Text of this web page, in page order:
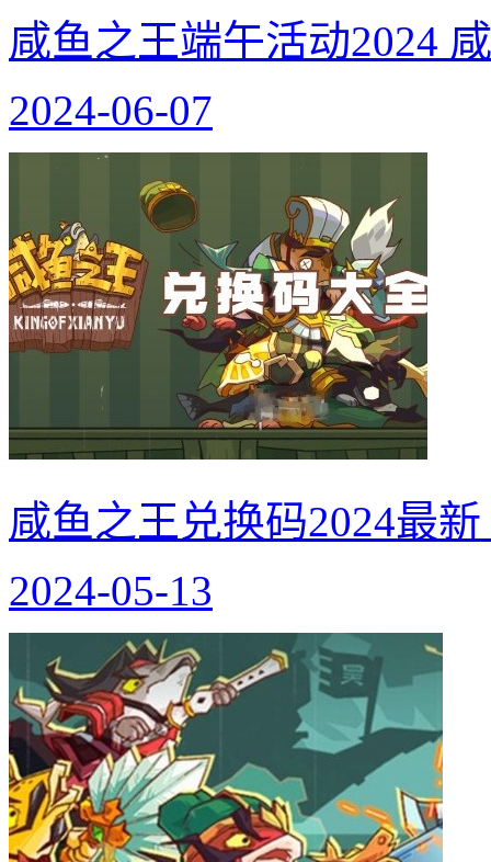
咸鱼之王端午活动2024
2024-06-07
咸鱼之王兑换码2024最
2024-05-13